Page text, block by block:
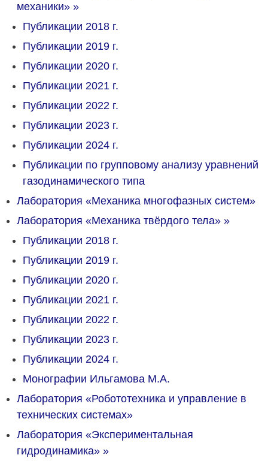
механики» »
Публикации 2018 г.
Публикации 2019 г.
Публикации 2020 г.
Публикации 2021 г.
Публикации 2022 г.
Публикации 2023 г.
Публикации 2024 г.
Публикации по групповому анализу уравнений
газодинамического типа
Лаборатория «Механика многофазных систем»
Лаборатория «Механика твёрдого тела» »
Публикации 2018 г.
Публикации 2019 г.
Публикации 2020 г.
Публикации 2021 г.
Публикации 2022 г.
Публикации 2023 г.
Публикации 2024 г.
Монографии Ильгамова М.А.
Лаборатория «Робототехника и управление в
технических системах»
Лаборатория «Экспериментальная
гидродинамика» »